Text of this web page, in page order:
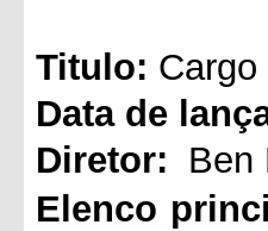
Titulo: Cargo
Data de
Diretor: Ben
Elenco